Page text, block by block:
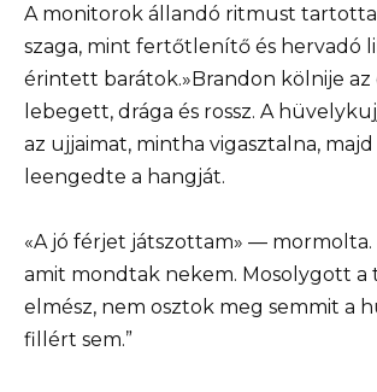
A monitorok állandó ritmust
szaga, mint fertőtlenítő és hervadó
érintett barátok.»Brandon kölnije
lebegett, drága és rossz. A
az ujjaimat, mintha vigasztalna, majd
leengedte a hangját.
«A jó férjet játszottam» — mormolta.
amit mondtak nekem. Mosolygott a
elmész, nem osztok meg semmit a
fillért sem.”